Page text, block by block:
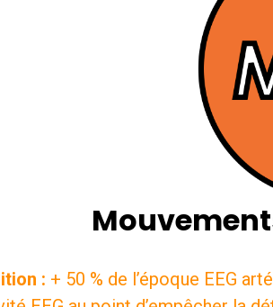
: + 50 % de l’époque EEG